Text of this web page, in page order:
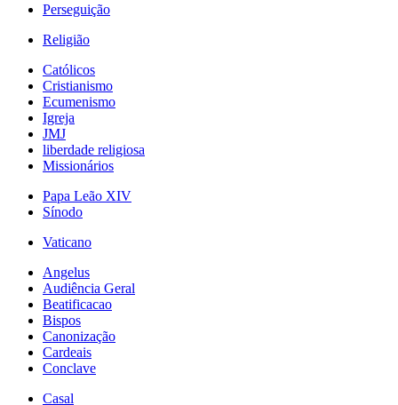
Perseguição
Religião
Católicos
Cristianismo
Ecumenismo
Igreja
JMJ
liberdade religiosa
Missionários
Papa Leão XIV
Sínodo
Vaticano
Angelus
Audiência Geral
Beatificacao
Bispos
Canonização
Cardeais
Conclave
Casal